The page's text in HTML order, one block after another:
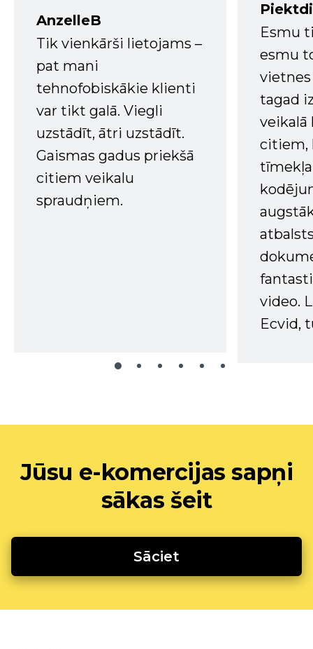
AnzelleB
Tik vienkārši lietojams –
pat mani
tehnofobiskākie klienti
var tikt galā. Viegli
uzstādīt, ātri uzstādīt.
Gaismas gadus priekšā
citiem veikalu
spraudņiem.
Esmu
esmu
tagad
veikalā
citiem,
tīmekļa
video.
Ecvid,
Jūsu e-komercijas sapņi
sākas šeit
Sāciet